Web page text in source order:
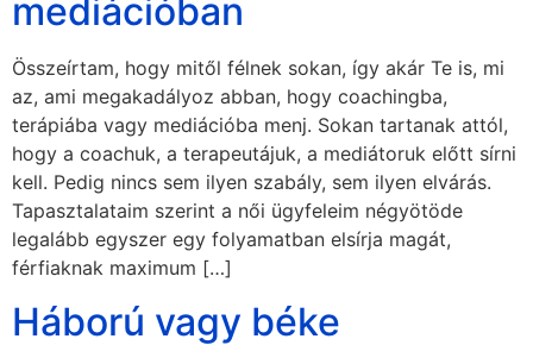
mediációban
Összeírtam, hogy mitől félnek sokan, így akár Te is, mi
az, ami megakadályoz abban, hogy coachingba,
terápiába vagy mediációba menj. Sokan tartanak attól,
hogy a coachuk, a terapeutájuk, a mediátoruk előtt sírni
kell. Pedig nincs sem ilyen szabály, sem ilyen elvárás.
Tapasztalataim szerint a női ügyfeleim négyötöde
legalább egyszer egy folyamatban elsírja magát,
férfiaknak maximum […]
Háború vagy béke